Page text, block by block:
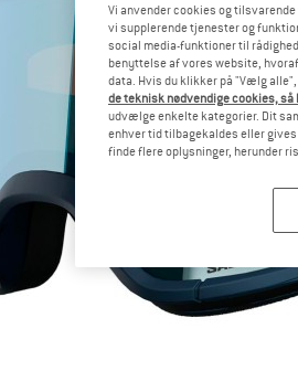
Vi anvender cookies og
vi supplerende tjenester og
social media-funktioner til
benyttelse af vores website,
data. Hvis du klikker på "Vælg
de teknisk nødvendige cookies, så
udvælge enkelte kategorier. Dit
enhver tid tilbagekaldes eller
finde flere oplysninger, herunder